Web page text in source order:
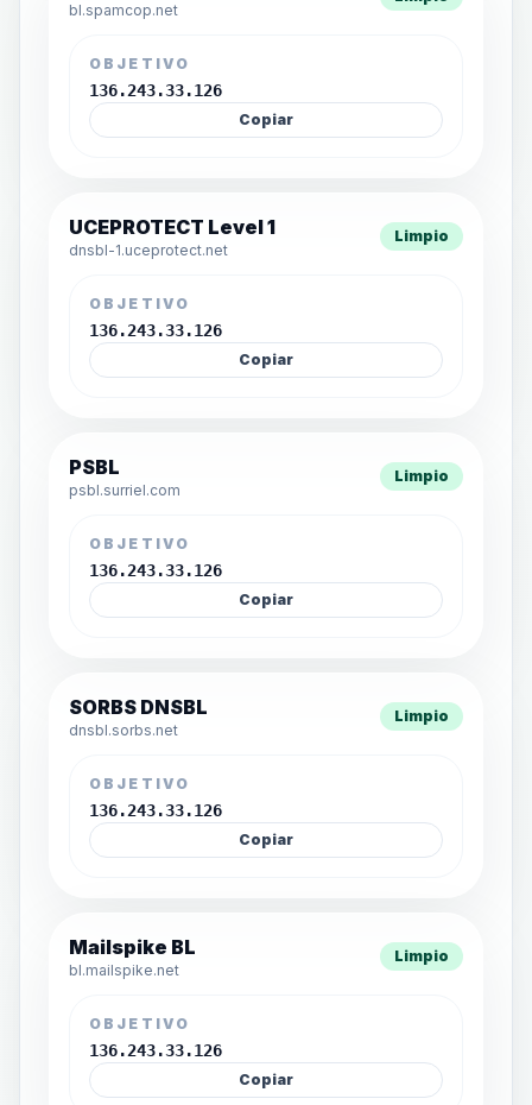
bl.spamcop.net
OBJETIVO
136.243.33.126
Copiar
UCEPROTECT Level 1
dnsbl-1.uceprotect.net
Limpio
OBJETIVO
136.243.33.126
Copiar
PSBL
psbl.surriel.com
Limpio
OBJETIVO
136.243.33.126
Copiar
SORBS DNSBL
dnsbl.sorbs.net
Limpio
OBJETIVO
136.243.33.126
Copiar
Mailspike BL
bl.mailspike.net
Limpio
OBJETIVO
136.243.33.126
Copiar